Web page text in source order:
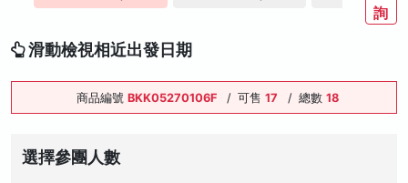
詢
滑動檢視相近出發日期
商品編號 BKK05270106F / 可售 17 / 總數 18
選擇參團人數